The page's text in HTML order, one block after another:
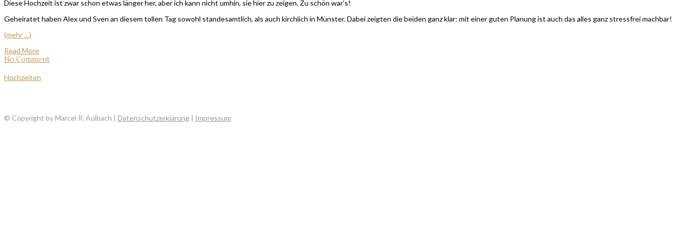
Diese Hochzeit ist zwar schon etwas länger her, aber ich kann nicht umhin, sie hier zu zeigen. Zu schön war’s!
Geheiratet haben Alex und Sven an diesem tollen Tag sowohl standesamtlich, als auch kirchlich in Münster. Dabei zeigten die beiden ganz klar: mit einer guten Planung ist auch das alles ganz stressfrei machbar!
(mehr …)
Read More
No Comment
Hochzeiten
© Copyright by Marcel R. Aulbach | Datenschutzerklärung | Impressum